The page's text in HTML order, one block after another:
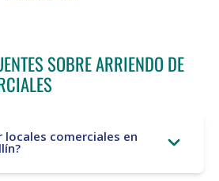
SOBRE ARRIENDO DE
locales comerciales en